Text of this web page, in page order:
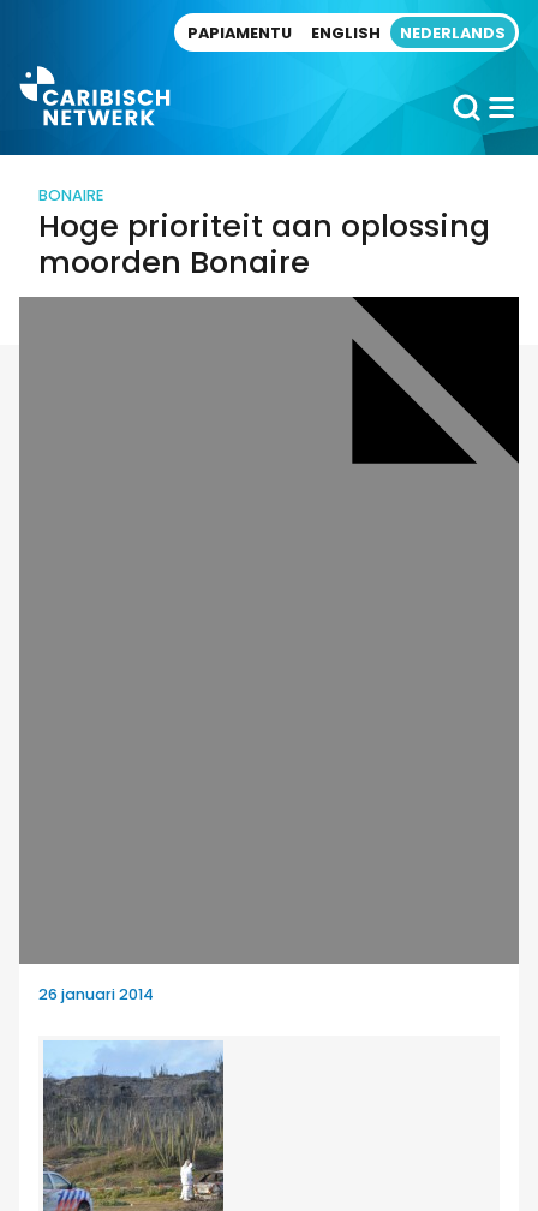
PAPIAMENTU ENGLISH NEDERLANDS
BONAIRE
Hoge prioriteit aan oplossing
moorden Bonaire
26 januari 2014